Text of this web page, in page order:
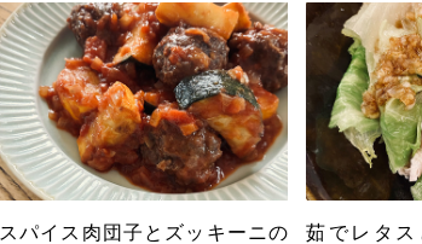
スパイス肉団子とズッキーニの
茹でレタス